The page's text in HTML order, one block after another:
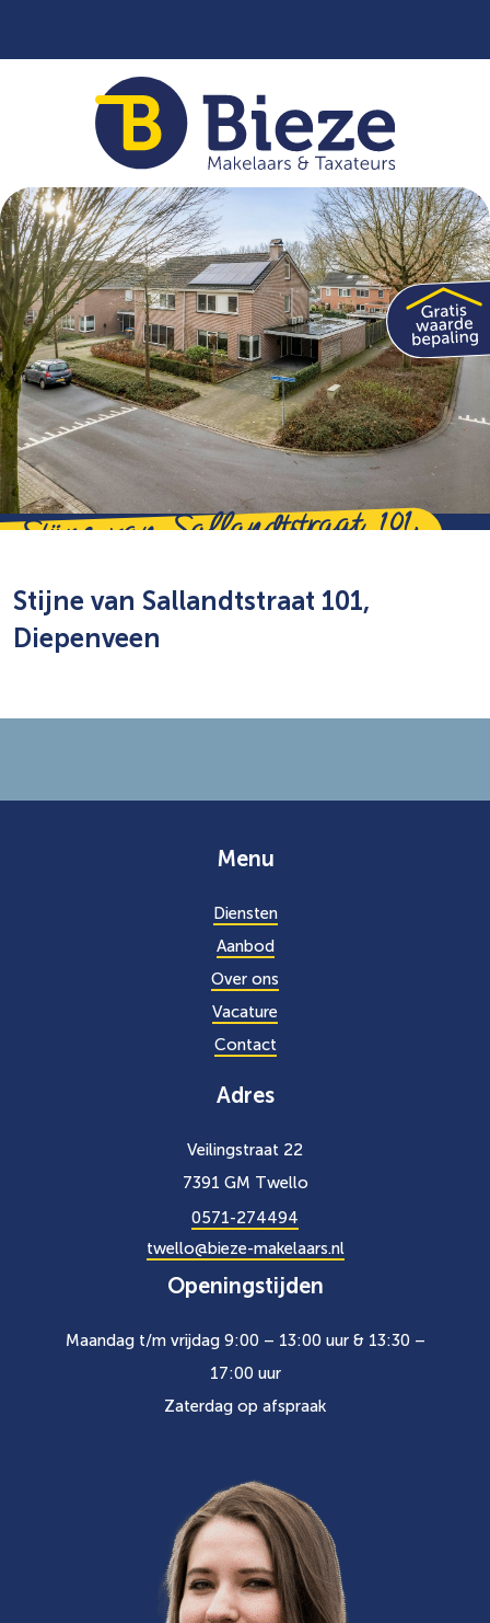
Stijne van Sallandtstraat 101,
Stijne van Sallandtstraat 101,
Diepenveen
Menu
Diensten
Aanbod
Over ons
Vacature
Contact
Adres
Veilingstraat 22
7391 GM Twello
0571-274494
twello@bieze-makelaars.nl
Openingstijden
Maandag t/m vrijdag 9:00 – 13:00 uur & 13:30 –
17:00 uur
Zaterdag op afspraak